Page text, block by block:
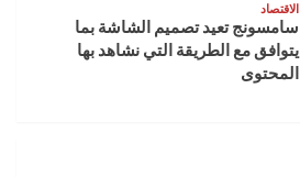
الاقتصاد
سامسونج تعيد تصميم الشاشة بما
يتوافق مع الطريقة التي نشاهد بها
المحتوى